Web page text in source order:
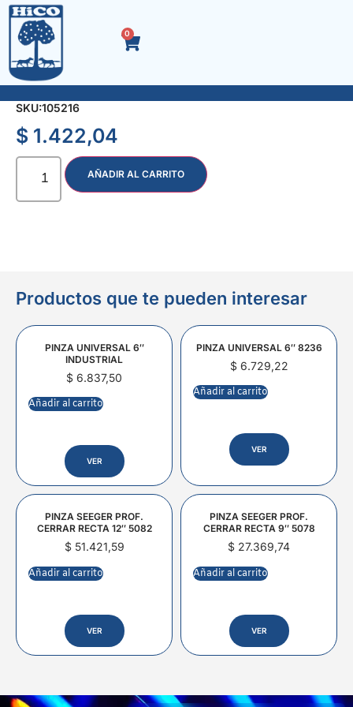
0
LIMA TRIANGULO SLIM TAPER 5″
SKU:105216
$ 1.422,04
AÑADIR AL CARRITO
Productos que te pueden interesar
PINZA UNIVERSAL 6″
INDUSTRIAL
$ 6.837,50
Añadir al carrito
VER
PINZA UNIVERSAL 6″ 8236
$6.729,22
Añadir al carrito
VER
PINZA SEEGER PROF.
CERRAR RECTA 12″ 5082
$51.421,59
Añadir al carrito
VER
PINZA SEEGER PROF.
CERRAR RECTA 9″ 5078
$ 27.369,74
Añadir al carrito
VER